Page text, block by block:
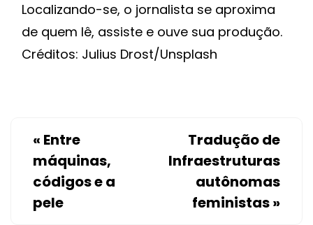
Localizando-se, o jornalista se aproxima
de quem lê, assiste e ouve sua produção.
Créditos: Julius Drost/Unsplash
« Entre
máquinas,
códigos e a
pele
Tradução de
Infraestruturas
autônomas
feministas»